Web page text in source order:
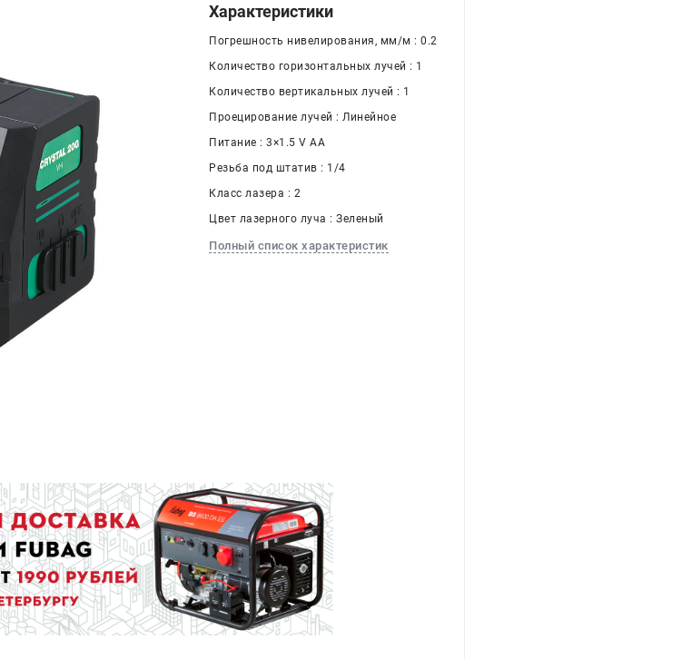
Характеристики
Погрешность нивелирования, мм/м : 0.2
Количество горизонтальных лучей : 1
Количество вертикальных лучей : 1
Проецирование лучей : Линейное
Питание : 3×1.5 V AA
Резьба под штатив : 1/4
Класс лазера : 2
Цвет лазерного луча : Зеленый
Полный список характеристик